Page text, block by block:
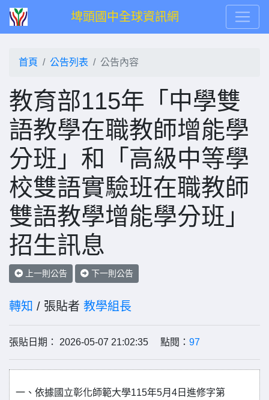
埤頭國中全球資訊網
首頁 公告列表 公告內容
教育部115年「中學雙
語教學在職教師增能學
分班」和「高級中等學
校雙語實驗班在職教師
雙語教學增能學分班」
招生訊息
上一則公告 下一則公告
轉知 / 張貼者 教學組長
張貼日期： 2026-05-07 21:02:35 點閱： 97
一、依據國立彰化師範大學115年5月4日進修字第